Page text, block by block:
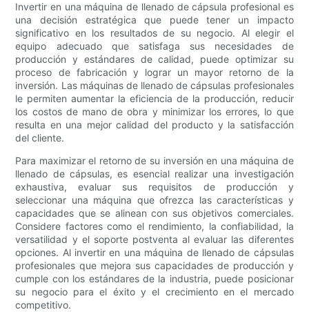
Invertir en una máquina de llenado de cápsula profesional es
una decisión estratégica que puede tener un impacto
significativo en los resultados de su negocio. Al elegir el
equipo adecuado que satisfaga sus necesidades de
producción y estándares de calidad, puede optimizar su
proceso de fabricación y lograr un mayor retorno de la
inversión. Las máquinas de llenado de cápsulas profesionales
le permiten aumentar la eficiencia de la producción, reducir
los costos de mano de obra y minimizar los errores, lo que
resulta en una mejor calidad del producto y la satisfacción
del cliente.
Para maximizar el retorno de su inversión en una máquina de
llenado de cápsulas, es esencial realizar una investigación
exhaustiva, evaluar sus requisitos de producción y
seleccionar una máquina que ofrezca las características y
capacidades que se alinean con sus objetivos comerciales.
Considere factores como el rendimiento, la confiabilidad, la
versatilidad y el soporte postventa al evaluar las diferentes
opciones. Al invertir en una máquina de llenado de cápsulas
profesionales que mejora sus capacidades de producción y
cumple con los estándares de la industria, puede posicionar
su negocio para el éxito y el crecimiento en el mercado
competitivo.